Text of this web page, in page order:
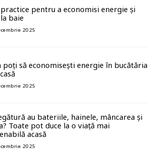
pentru a economisi energie și
baie
2025
poți să economisești energie în bucătăria
2025
au bateriile, hainele, mâncarea și
Toate pot duce la o viață mai
acasă
2025